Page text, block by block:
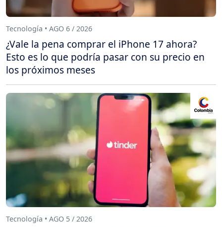
Tecnología • AGO 6 / 2026
¿Vale la pena comprar el iPhone 17 ahora?
Esto es lo que podría pasar con su precio en
los próximos meses
Tecnología • AGO 5 / 2026